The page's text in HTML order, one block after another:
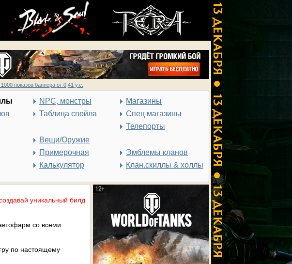
1000 показов баннера от 0,41 у.е.
NPC, монстры
Таблица спойла
Вещи/Оружие
Примерочная
Калькулятор
Магазины
Спец магазины
Телепорты
Эмблемы кланов
Клан.скиллы & холлы
уникальный билд
со всеми
по настоящему